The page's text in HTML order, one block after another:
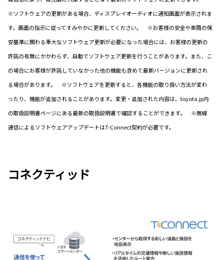
※ソフトウェアの更新がある場合、ディスプレイオーディオに通知画面が表示されま
す。画面の指示に従ってすみやかに更新してください。 ※お客様の安全や車両の保
安基準に関わる重大なソフトウェア更新が必要になった場合には、お客様の更新の
許諾の有無にかかわらず、自動でソフトウェア更新を行うことがあります。また、こ
の場合にお客様が許諾していなかった他の機能も含めて最新バージョンに更新され
る場合があります。 ※ソフトウェアを更新すると、各機能の取り扱い方法が変わ
ったり、機能が追加されることがあります。変更・追加された内容は、toyota.jp内
の取扱説明書ページにある最新の取扱説明書で確認することができます。 ※無線
通信によるソフトウェアアップデートはT-Connect契約が必要です。
コネクティッド